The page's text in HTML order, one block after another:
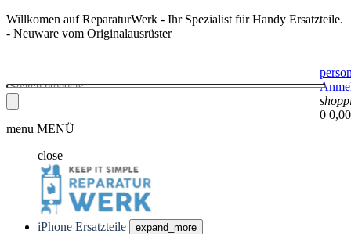
Willkomen auf ReparaturWerk - Ihr Spezialist für Handy Ersatzteile.
- Neuware vom Originalausrüster
0
menu MENÜ
close
iPhone Ersatzteile expand_more